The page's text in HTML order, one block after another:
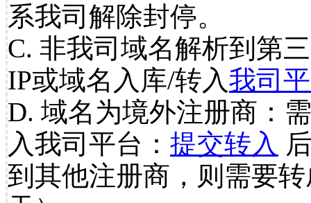
系我司解除封停。
C. 非我司域名解析到第
IP或域名入库/转入我司
D. 域名为境外注册商：
入我司平台： 提交转入
到其他注册商，则需要